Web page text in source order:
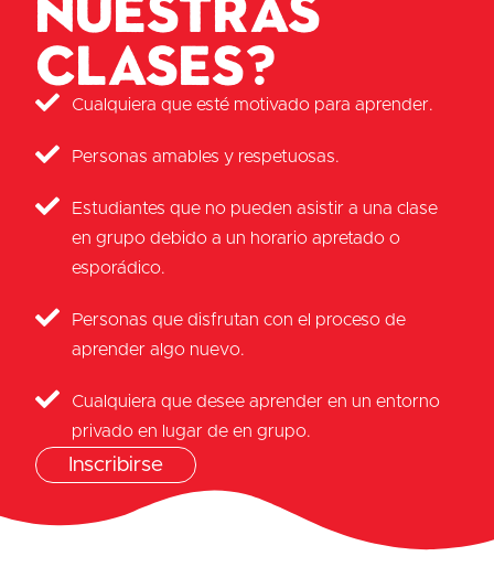
clases?
Cualquiera que esté motivado para aprender.
Personas amables y respetuosas.
Estudiantes que no pueden asistir a una clase
en grupo debido a un horario apretado o
esporádico.
Personas que disfrutan con el proceso de
aprender algo nuevo.
Cualquiera que desee aprender en un entorno
privado en lugar de en grupo.
Inscribirse